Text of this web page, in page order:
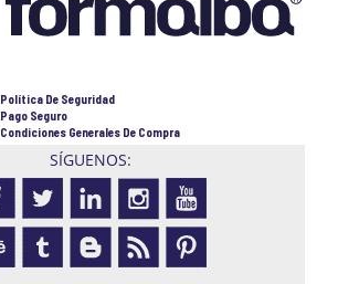
Política De Seguridad
Pago Seguro
Condiciones Generales De Compra
SÍGUENOS: